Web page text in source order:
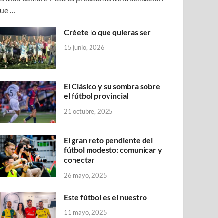
…
Créete lo que quieras ser
15 junio, 2026
El Clásico y su sombra sobre
el fútbol provincial
21 octubre, 2025
El gran reto pendiente del
fútbol modesto: comunicar y
conectar
26 mayo, 2025
Este fútbol es el nuestro
11 mayo, 2025